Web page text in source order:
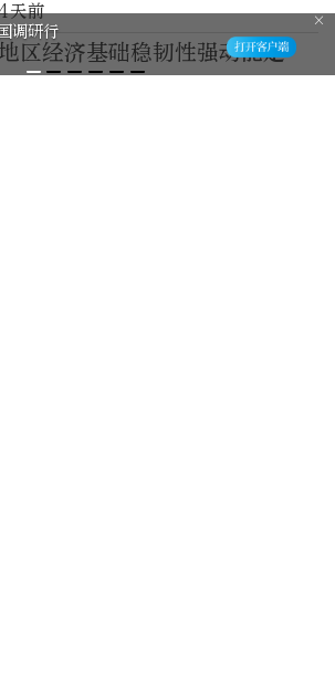
天前
地区经济基础稳韧性强动能足